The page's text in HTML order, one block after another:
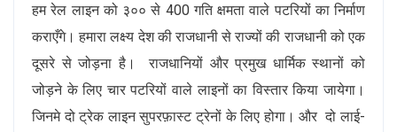
हम रेल लाइन को ३०० से 400 गति क्षमता वाले पटरियों का निर्माण
कराएँगे। हमारा लक्ष्य देश की राजधानी से राज्यों की राजधानी को एक
दूसरे से जोड़ना है। राजधानियों और प्रमुख धार्मिक स्थानों को
जोड़ने के लिए चार पटरियों वाले लाइनों का विस्तार किया जायेगा।
जिनमे दो ट्रेक लाइन सुपरफ़ास्ट ट्रेनों के लिए होगा। और दो लाई-